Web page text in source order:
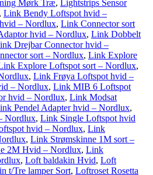
Mørk Træ, Lightstrips Sensor
, Link Bendy Loftspot hvid –
– Nordlux, Link Connector sort
hvid – Nordlux, Link Dobbelt
Drejbar Connector hvid –
sort – Nordlux, Link Explore
Explore Loftspot sort – Nordlux,
, Link Frøya Loftspot hvid –
– Nordlux, Link MIB 6 Loftspot
hvid – Nordlux, Link Modsat
Pendel Adapter hvid – Nordlux,
Nordlux, Link Single Loftspot hvid
hvid – Nordlux, Link
, Link Strømskinne 1M sort –
2M Hvid – Nordlux, Link
, Loft baldakin Hvid, Loft
t/Tre lamper Sort, Loftroset Rosetta